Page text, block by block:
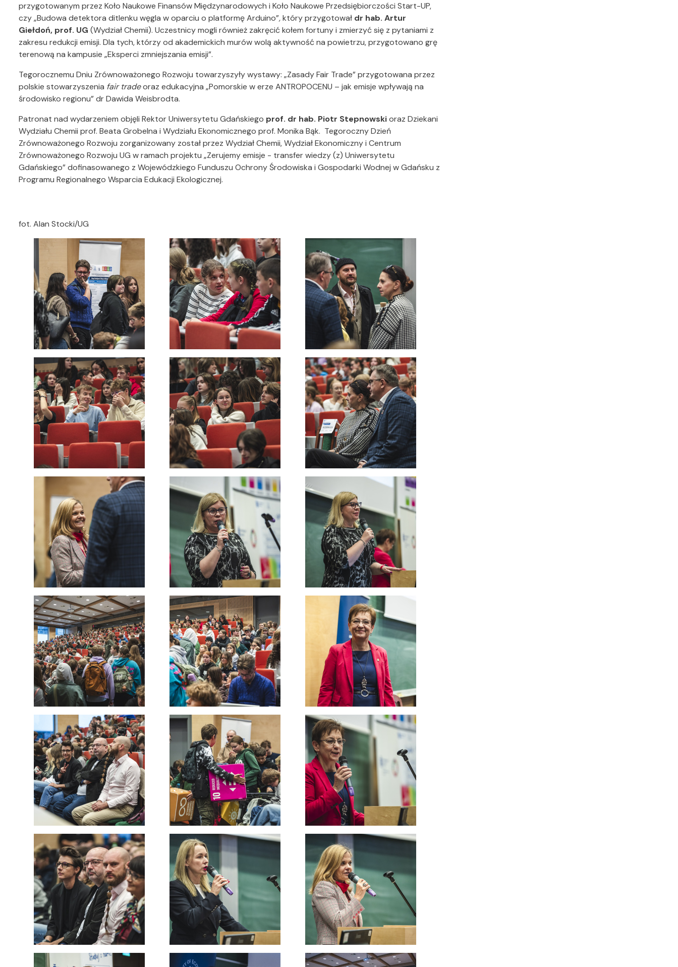
przygotowanym przez Koło Naukowe Finansów Międzynarodowych i Koło Naukowe Przedsiębiorczości Start-UP,
czy „Budowa detektora ditlenku węgla w oparciu o platformę Arduino”,który przygotował dr hab. Artur
Giełdoń, prof. UG (Wydział Chemii). Uczestnicy mogli również zakręcić kołem fortuny i zmierzyć się z pytaniami z
zakresu redukcji emisji. Dla tych, którzy od akademickich murów wolą aktywność na powietrzu, przygotowano grę
terenową na kampusie „Eksperci zmniejszania emisji”.
Tegorocznemu Dniu Zrównoważonego Rozwoju towarzyszyły wystawy: „Zasady Fair Trade” przygotowana przez
polskie stowarzyszenia fair tradeoraz edukacyjna „Pomorskie w erze ANTROPOCENU – jak emisje wpływają na
środowisko regionu” dr Dawida Weisbrodta.
Patronat nad wydarzeniem objęli Rektor Uniwersytetu Gdańskiego prof. dr hab. Piotr Stepnowskioraz Dziekani
Wydziału Chemii prof. Beata Grobelna i Wydziału Ekonomicznego prof. Monika Bąk. Tegoroczny Dzień
Zrównoważonego Rozwoju zorganizowany został przez Wydział Chemii, Wydział Ekonomiczny i Centrum
Zrównoważonego Rozwoju UG w ramach projektu „Zerujemy emisje - transfer wiedzy (z) Uniwersytetu
Gdańskiego” dofinasowanego z Wojewódzkiego Funduszu Ochrony Środowiska i Gospodarki Wodnej w Gdańsku z
Programu Regionalnego Wsparcia Edukacji Ekologicznej.
fot. Alan Stocki/UG